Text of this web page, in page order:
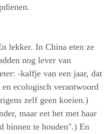
lekker. In China eten ze
nog lever van
-kalfje van een jaar, dat
ecologisch verantwoord
zelf geen koeien.)
maar eet het met haar
binnen te houden".) En